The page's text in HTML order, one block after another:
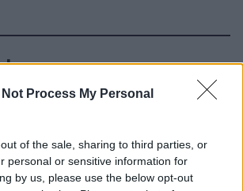
Not Process My Personal
of the sale, sharing to third parties, or
personal or sensitive information for
by us, please use the below opt-out
leggere